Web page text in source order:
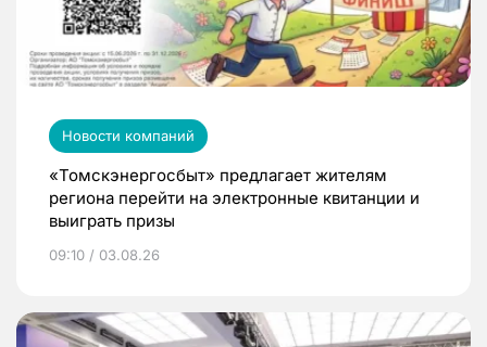
Новости компаний
«Томскэнергосбыт» предлагает жителям
региона перейти на электронные квитанции и
выиграть призы
09:10 / 03.08.26